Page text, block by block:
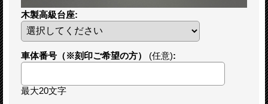
木製高級台座:
車体番号（※刻印ご希望の方） (任意):
最大20文字